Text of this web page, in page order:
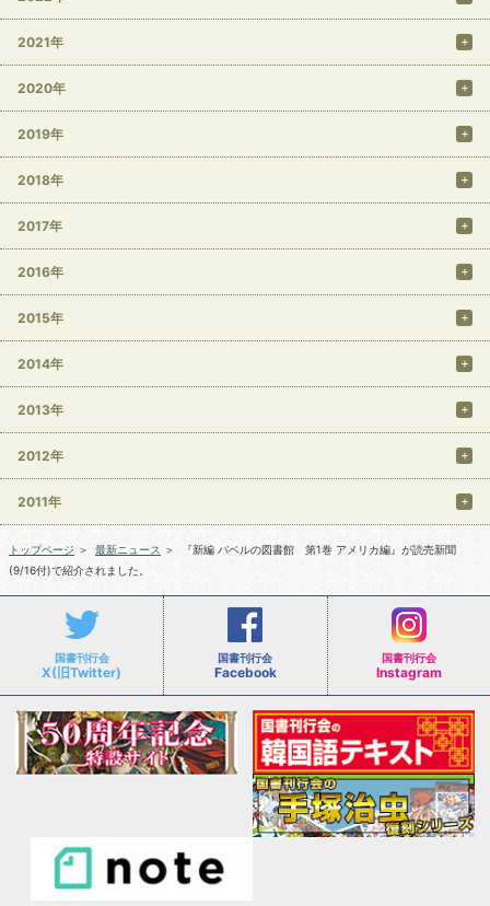
2021年
2020年
2019年
2018年
2017年
2016年
2015年
2014年
2013年
2012年
2011年
トップページ ＞ 最新ニュース ＞
『新編 バベルの図書館 第1巻 アメリカ編』が読売新聞
(9/16付)で紹介されました。
国書刊行会
X(旧Twitter)
国書刊行会
Facebook
国書刊行会
Instagram